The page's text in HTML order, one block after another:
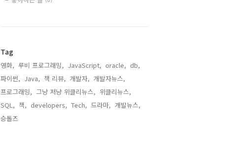
Tag
영화, 루비 프로그래밍, JavaScript, oracle, db,
파이썬, Java, 책 리뷰, 개발자, 개발자뉴스,
프로그래밍, 그냥 저냥 위클리뉴스, 위클리뉴스,
SQL, 책, developers, Tech, 드라마, 개발뉴스,
승돌즈,